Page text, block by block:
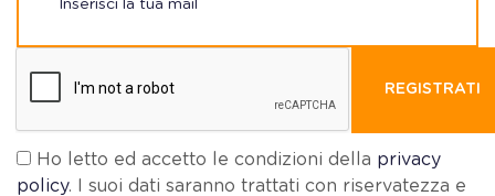
REGISTRATI
Ho letto ed accetto le condizioni della privacy
policy. I suoi dati saranno trattati con riservatezza e